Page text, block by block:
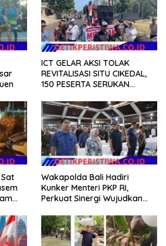
ICT GELAR AKSI TOLAK
REVITALISASI SITU CIKEDAL,
150 PESERTA SERUKAN
Wakapolda Bali Hadiri
Kunker Menteri PKP RI,
Perkuat Sinergi Wujudkan
Masyarakat